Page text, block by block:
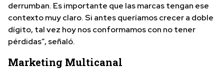
derrumban. Es importante que las marcas tengan ese
contexto muy claro. Si antes queríamos crecer a doble
dígito, tal vez hoy nos conformamos con no tener
pérdidas”, señaló.
Marketing Multicanal